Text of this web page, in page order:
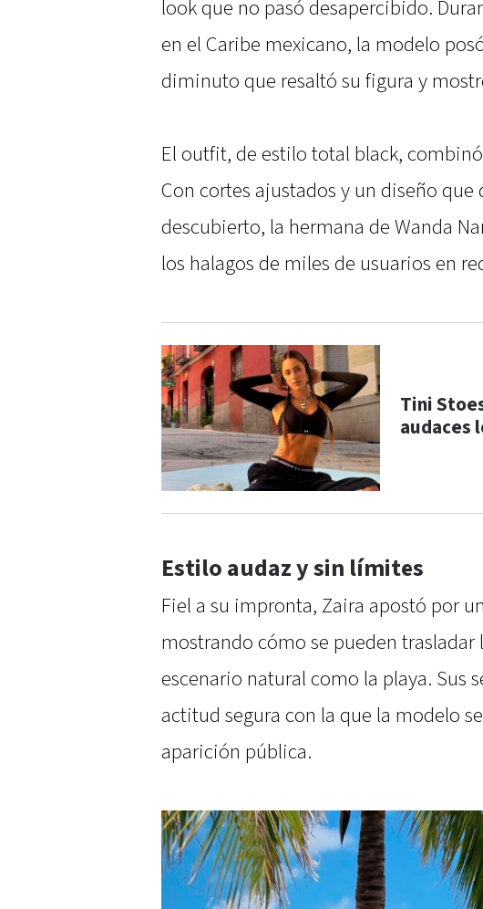
look que no pasó desapercibido.
en el Caribe mexicano, la modelo
diminuto que resaltó su figura y
El outfit, de estilo total black,
Con cortes ajustados y un diseño
descubierto, la hermana de Wanda
los halagos de miles de usuarios en
Tini
audaces
Estilo audaz y sin límites
Fiel a su impronta, Zaira apostó por
mostrando cómo se pueden
escenario natural como la playa. Sus
actitud segura con la que la modelo
aparición pública.